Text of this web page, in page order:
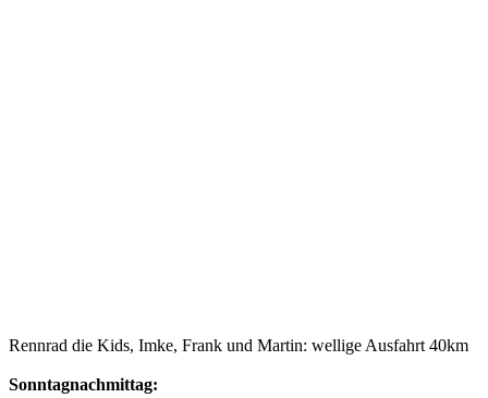
Rennrad die Kids, Imke, Frank und Martin: wellige Ausfahrt 40km
Sonntagnachmittag: